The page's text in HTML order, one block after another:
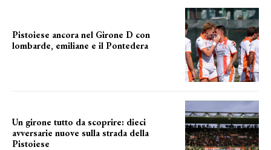
Pistoiese ancora nel Girone D con
lombarde, emiliane e il Pontedera
Un girone tutto da scoprire: dieci
avversarie nuove sulla strada della
Pistoiese